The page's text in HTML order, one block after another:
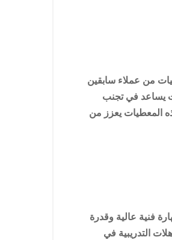
من عملاء سابقين
يساعد في تجنب
المعطيات يعزز من
فنية عالية وقدرة
التدريبية في